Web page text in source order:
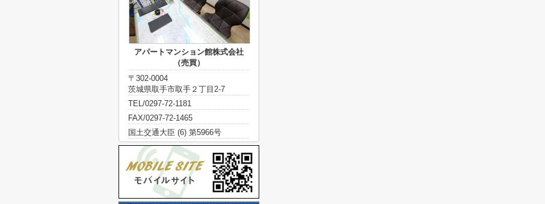
アパートマンション館株式会社
（売買）
〒302-0004
茨城県取手市取手２丁目2-7
TEL/0297-72-1181
FAX/0297-72-1465
国土交通大臣 (6) 第5966号